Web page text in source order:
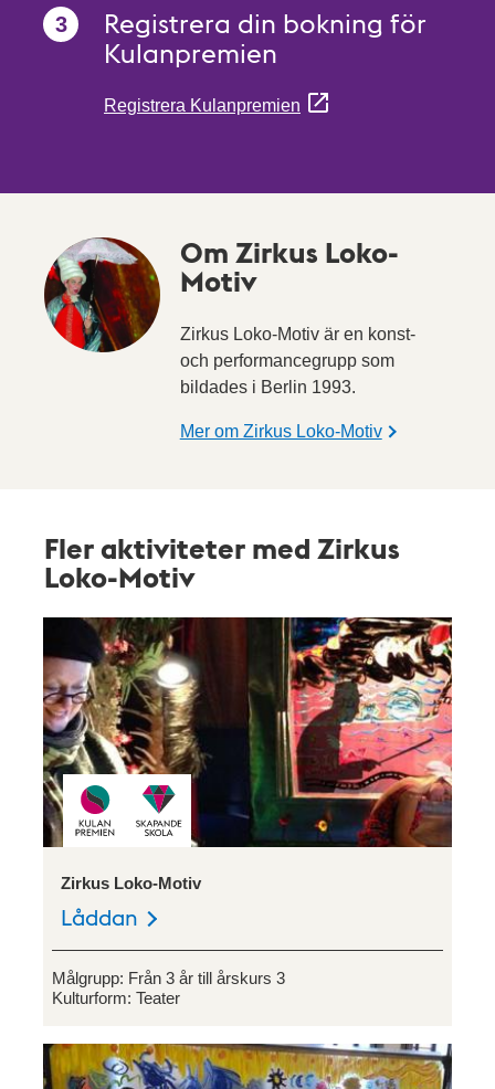
Registrera din bokning för
Kulanpremien
Registrera Kulanpremien
Om Zirkus Loko-
Motiv
Zirkus Loko-Motiv är en konst-
och performancegrupp som
bildades i Berlin 1993.
Mer om Zirkus Loko-Motiv
Fler aktiviteter med Zirkus
Loko-Motiv
Zirkus Loko-Motiv
Låddan
Målgrupp: Från 3 år till årskurs 3
Kulturform: Teater